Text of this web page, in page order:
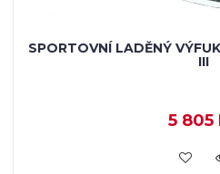
SPORTOVNÍ LADĚNÝ
III
5 805